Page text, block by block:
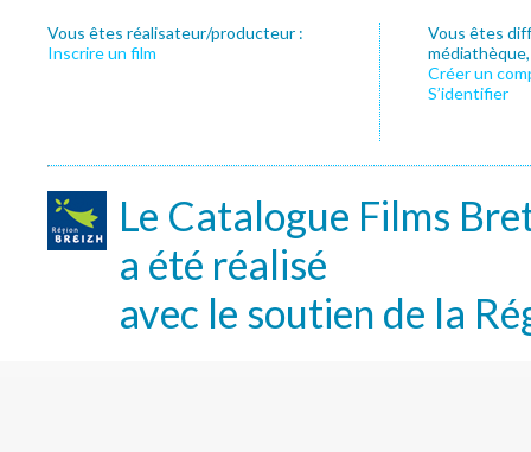
Vous êtes réalisateur/producteur :
Inscrire un film
Vous êtes
Créer un
S’identifier
Le Catalogue Films
a été réalisé
avec le soutien de la